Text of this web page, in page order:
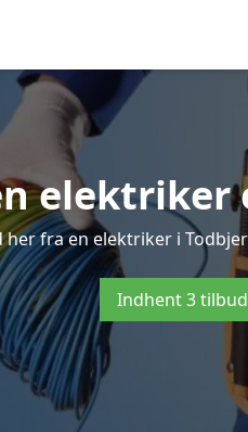
fra en elektriker i
Indhent 3